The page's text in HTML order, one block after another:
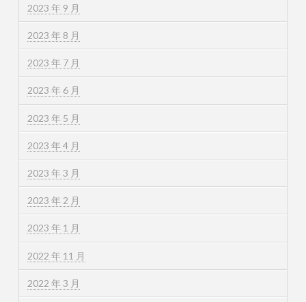
2023 年 9 月
2023 年 8 月
2023 年 7 月
2023 年 6 月
2023 年 5 月
2023 年 4 月
2023 年 3 月
2023 年 2 月
2023 年 1 月
2022 年 11 月
2022 年 3 月